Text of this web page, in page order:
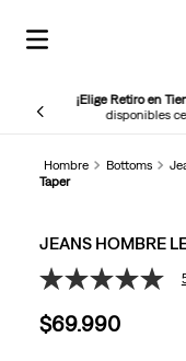
¡Elige Retiro en
disponibles
Hombre Bottoms
Taper
JEANS HOMBRE
5.0
5
estrellas,
$69.990